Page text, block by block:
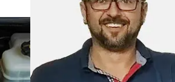
Kalibrierung
Parkbremse in
Raildrucksensor
Servicerückstellung